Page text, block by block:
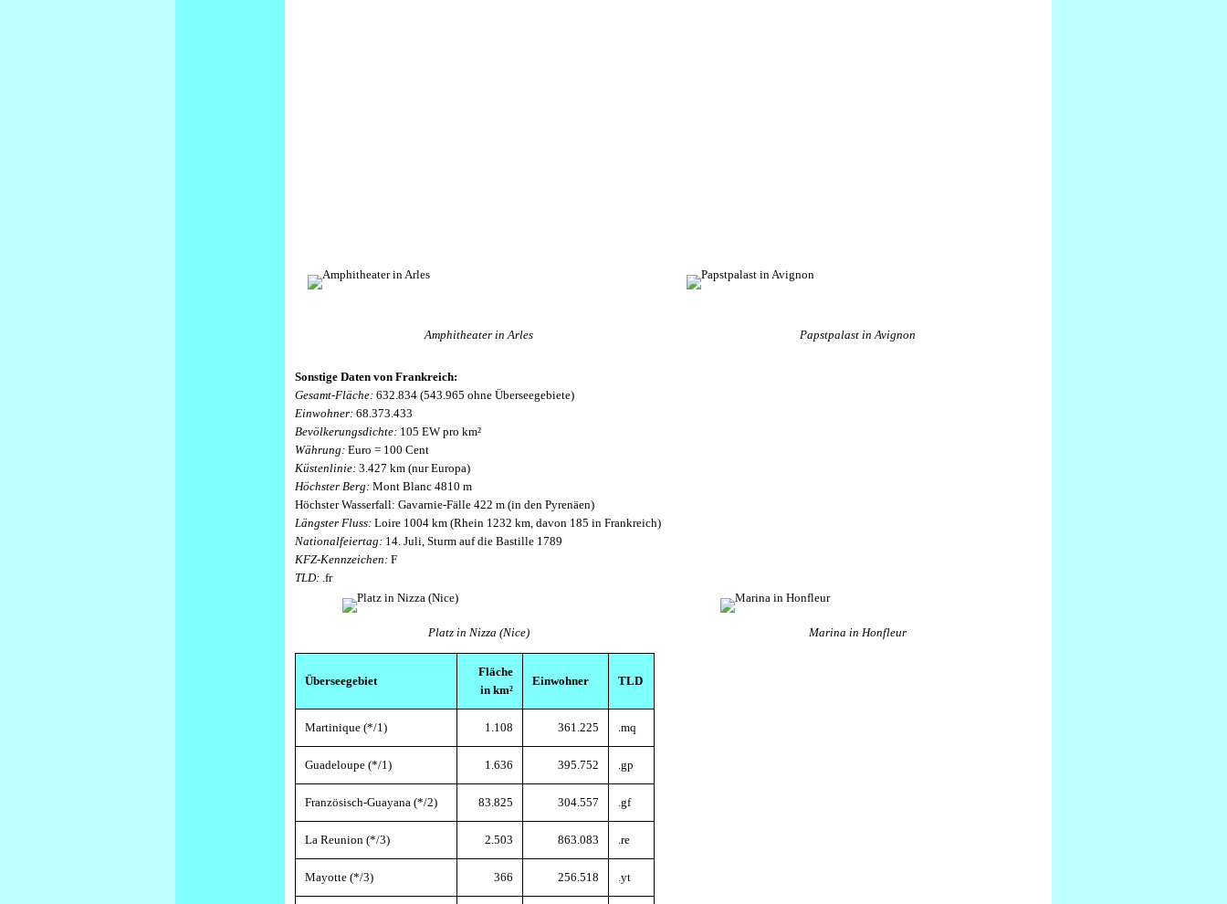
Amphitheater in Arles Papstpalast in Avignon
Sonstige Daten von Frankreich:
Gesamt-Fläche: 632.834 (543.965 ohne Überseegebiete)
Einwohner: 68.373.433
Bevölkerungsdichte: 105 EW pro km²
Währung: Euro = 100 Cent
Küstenlinie: 3.427 km (nur Europa)
Höchster Berg: Mont Blanc 4810 m
Höchster Wasserfall: Gavarnie-Fälle 422 m (in den Pyrenäen)
Längster Fluss: Loire 1004 km (Rhein 1232 km, davon 185 in Frankreich)
Nationalfeiertag: 14. Juli, Sturm auf die Bastille 1789
KFZ-Kennzeichen: F
TLD: .fr
Platz in Nizza (Nice) Marina in Honfleur
Überseegebiet
Fläche
in km²
Einwohner TLD
Martinique (*/1) 1.108 361.225 .mq
Guadeloupe (*/1) 1.636 395.752 .gp
Französisch-Guayana (*/2) 83.825 304.557 .gf
La Reunion (*/3) 2.503 863.083 .re
Mayotte (*/3) 366 256.518 .yt